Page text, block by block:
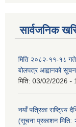
सार्वजनिक
मिति २०८२-११-१८ गते
बोलपत्र आह्वानको
मिति: 03/02/2026 -
नयाँ पत्रिका राष्ट्रिय
(सूचना प्रकाशन